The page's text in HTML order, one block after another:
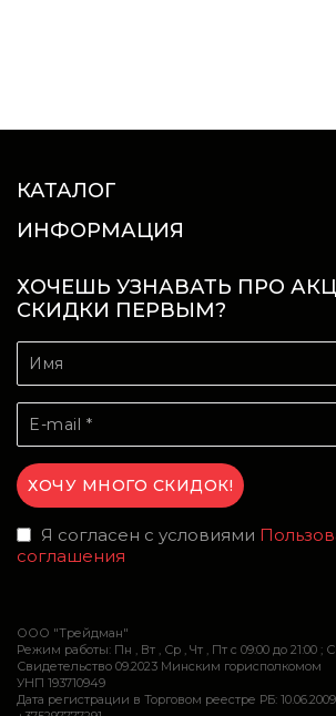
КАТАЛОГ
ИНФОРМАЦИЯ
ХОЧЕШЬ УЗНАВАТЬ ПРО
СКИДКИ ПЕРВЫМ?
Я согласен с условиями
соглашения
ООО "Трейдман"
Режим работы: Пн , Вт , Ср , Чт , Пт c 09:00 до 21:00 ;
Свидетельство 09.2023 Минским горисполкомом
УНП 193710949
Дата регистрации в Торговом реестре РБ: 10.06.2009